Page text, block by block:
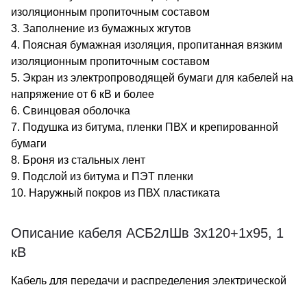
изоляционным пропиточным составом
3. Заполнение из бумажных жгутов
4. Поясная бумажная изоляция, пропитанная вязким
изоляционным пропиточным составом
5. Экран из электропроводящей бумаги для кабелей на
напряжение от 6 кВ и более
6. Свинцовая оболочка
7. Подушка из битума, пленки ПВХ и крепированной
бумаги
8. Броня из стальных лент
9. Подслой из битума и ПЭТ пленки
10. Наружный покров из ПВХ пластиката
Описание кабеля АСБ2лШв 3х120+1х95, 1
кВ
Кабель для передачи и распределения электрической